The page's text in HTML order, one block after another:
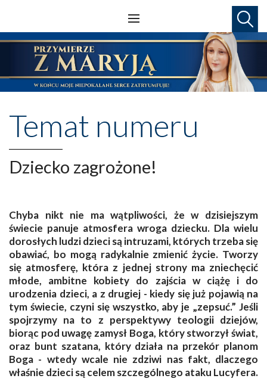
Temat numeru
Dziecko zagrożone!
Chyba nikt nie ma wątpliwości, że w dzisiejszym
świecie panuje atmosfera wroga dziecku. Dla wielu
dorosłych ludzi dzieci są intruzami, których trzeba się
obawiać, bo mogą radykalnie zmienić życie. Tworzy
się atmosferę, która z jednej strony ma zniechęcić
młode, ambitne kobiety do zajścia w ciążę i do
urodzenia dzieci, a z drugiej - kiedy się już pojawią na
tym świecie, czyni się wszystko, aby je „zepsuć.” Jeśli
spojrzymy na to z perspektywy teologii dziejów,
biorąc pod uwagę zamysł Boga, który stworzył świat,
oraz bunt szatana, który działa na przekór planom
Boga - wtedy wcale nie zdziwi nas fakt, dlaczego
właśnie dzieci są celem szczególnego ataku Lucyfera.